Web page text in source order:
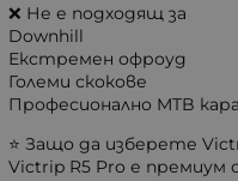
❌ Не е подходящ за
Downhill
Екстремен офроуд
Големи скокове
Професионално MTB
⭐ Защо да изберете
Victrip R5 Pro е премиум